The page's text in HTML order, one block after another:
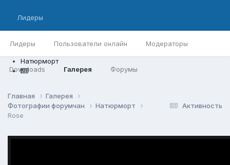
Лидеры Пользователи онлайн Модераторы
Downloads Галерея Форумы
Лидеры
Натюрморт
Активность
Главная
Галерея
Фотографии форумчан
Натюрморт
Rose